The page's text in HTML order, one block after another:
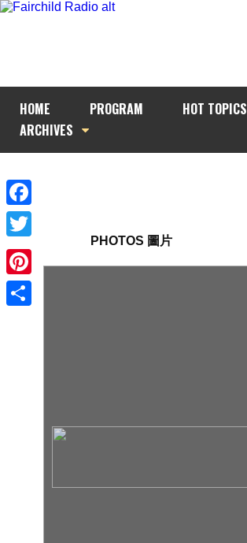
HOME PROGRAM HOT TOPICS
ARCHIVES
Facebook
Twitter
Pinterest
PHOTOS 圖片